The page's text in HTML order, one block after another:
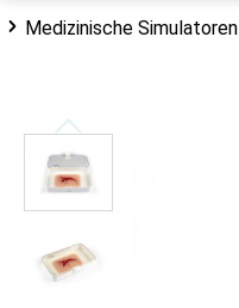
Medizinische Simulatoren